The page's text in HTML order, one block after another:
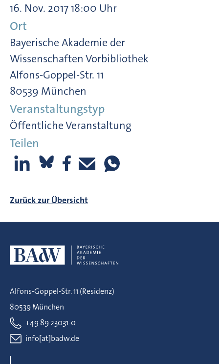
16. Nov. 2017 18:00 Uhr
Ort
Bayerische Akademie der
Wissenschaften Vorbibliothek
Alfons-Goppel-Str. 11
80539 München
Veranstaltungstyp
Öffentliche Veranstaltung
Teilen
Zurück zur Übersicht
Alfons-Goppel-Str. 11 (Residenz)
80539 München
+49 89 23031-0
info[at]badw.de